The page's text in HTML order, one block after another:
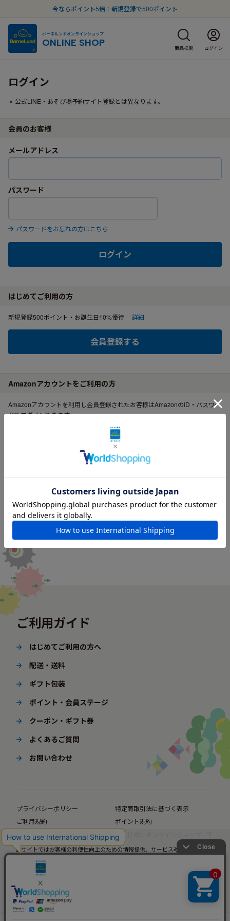
今ならポイント5倍！新規登録で500ポイント
ボーネルンドオンラインショップ
ONLINE SHOP 商品検索 ログイン
ログイン
公式LINE・あそび場予約サイト登録とは異なります。
会員のお客様
メールアドレス
パスワード
パスワードをお忘れの方はこちら
ログイン
はじめてご利用の方
新規登録500ポイント・お誕生日10%優待 詳細
会員登録する
Amazonアカウントをご利用の方
Amazonアカウントを利用し会員登録されたお客様はAmazonのID・パスワー
ドでログインできます。
ご利用ガイド
はじめてご利用の方へ
配送・送料
ギフト包装
ポイント・会員ステージ
クーポン・ギフト券
よくあるご質問
お問い合わせ
プライバシーポリシー
特定商取引法に基づく表示
ご利用規約
ポイント規約
企業サイト
法人様向けオンラインショップ
当サイトではお客様の利便性向上のための情報提供、サービス改善のための分
当サイトの閲覧を継続された場合、Cookieの使用にご同意いただいたものとみ
なします。
詳細については